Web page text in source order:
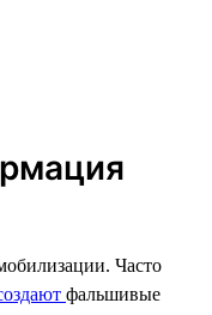
Часто
фальшивые